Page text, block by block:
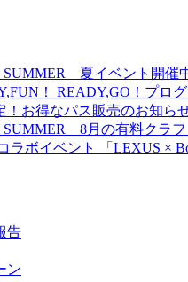
SUMMER 夏イベント開催
！ READY,GO！プロ
！お得なパス販売のお知ら
SUMMER 8月の有料クラ
ラボイベント 「LEXUS ×
告
ン